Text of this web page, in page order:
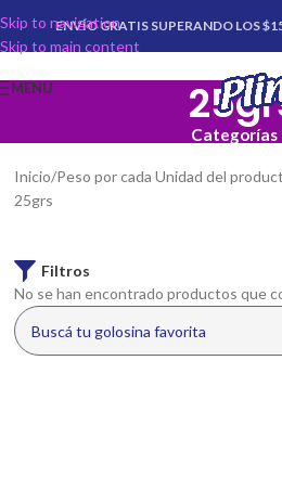
Skip to navigation
Skip to main content
ENVÍO GRATIS SUPERANDO LOS
MENU
Categorías
Inicio Peso por cada Unidad del
25grs
Filtros
No se han encontrado productos que